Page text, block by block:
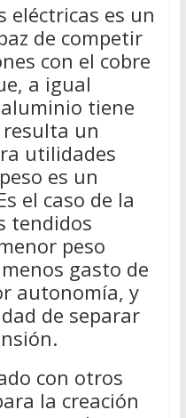
eléctricas es un
de competir
con el cobre
a igual
tiene
un
utilidades
es un
el caso de la
tendidos
peso
gasto de
autonomía, y
de separar
con otros
la creación